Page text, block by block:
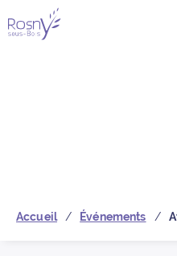
Retour à
Accueil Événements